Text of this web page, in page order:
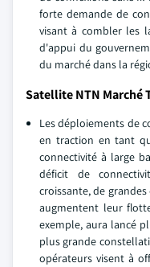
forte demande de
visant à combler les
d'appui du
du marché dans la
Satellite NTN Marché
Les déploiements de
en traction en tant
connectivité à large
déficit de
croissante, de
augmentent leur
exemple, aura lancé
plus grande
opérateurs visent à